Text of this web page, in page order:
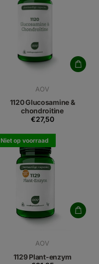
AOV
1120 Glucosamine &
chondroitine
€27,50
Niet op voorraad
AOV
1129 Plant-enzym